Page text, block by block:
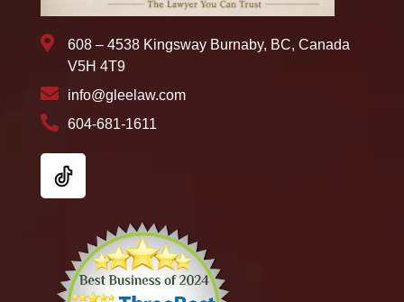
608 – 4538 Kingsway Burnaby, BC, Canada
V5H 4T9
info@gleelaw.com
604-681-1611